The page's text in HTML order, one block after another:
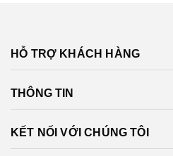
HỖ TRỢ KHÁCH HÀNG
THÔNG TIN
KẾT NỐI VỚI CHÚNG TÔI